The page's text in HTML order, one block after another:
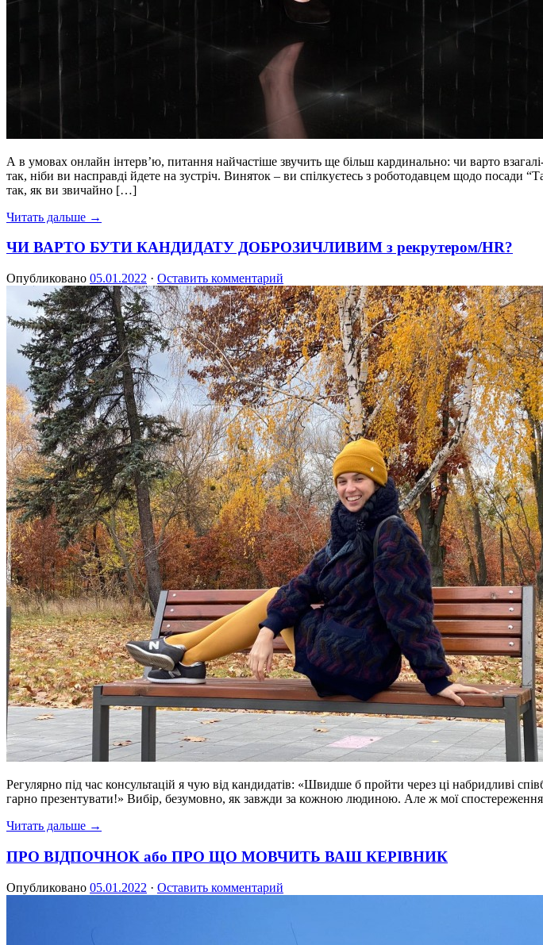
А в умовах онлайн інтерв’ю, питання найчастіше звучить ще більш кардинально: чи варто
так, ніби ви насправді йдете на зустріч. Виняток – ви спілкуєтесь з роботодавцем щодо посади
так, як ви звичайно […]
Читать дальше →
ЧИ ВАРТО БУТИ КАНДИДАТУ ДОБРОЗИЧЛИВИМ з рекрутером/HR?
Опубликовано 05.01.2022 · Оставить комментарий
Регулярно під час консультацій я чую від кандидатів: «Швидше б пройти через ці набридливі
гарно презентувати!» Вибір, безумовно, як завжди за кожною людиною. Але ж мої
Читать дальше →
ПРО ВІДПОЧНОК або ПРО ЩО МОВЧИТЬ ВАШ КЕРІВНИК
Опубликовано 05.01.2022 · Оставить комментарий